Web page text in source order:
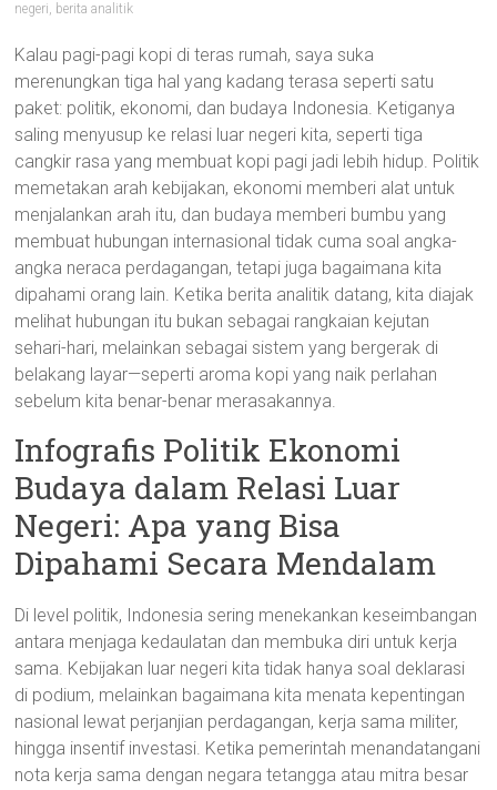
negeri, berita analitik
Kalau pagi-pagi kopi di teras rumah, saya suka
merenungkan tiga hal yang kadang terasa seperti satu
paket: politik, ekonomi, dan budaya Indonesia. Ketiganya
saling menyusup ke relasi luar negeri kita, seperti tiga
cangkir rasa yang membuat kopi pagi jadi lebih hidup. Politik
memetakan arah kebijakan, ekonomi memberi alat untuk
menjalankan arah itu, dan budaya memberi bumbu yang
membuat hubungan internasional tidak cuma soal angka-
angka neraca perdagangan, tetapi juga bagaimana kita
dipahami orang lain. Ketika berita analitik datang, kita diajak
melihat hubungan itu bukan sebagai rangkaian kejutan
sehari-hari, melainkan sebagai sistem yang bergerak di
belakang layar—seperti aroma kopi yang naik perlahan
sebelum kita benar-benar merasakannya.
Infografis Politik Ekonomi
Budaya dalam Relasi Luar
Negeri: Apa yang Bisa
Dipahami Secara Mendalam
Di level politik, Indonesia sering menekankan keseimbangan
antara menjaga kedaulatan dan membuka diri untuk kerja
sama. Kebijakan luar negeri kita tidak hanya soal deklarasi
di podium, melainkan bagaimana kita menata kepentingan
nasional lewat perjanjian perdagangan, kerja sama militer,
hingga insentif investasi. Ketika pemerintah menandatangani
nota kerja sama dengan negara tetangga atau mitra besar